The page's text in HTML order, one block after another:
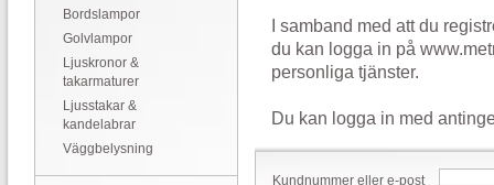
Bordslampor
Golvlampor
Ljuskronor &
takarmaturer
Ljusstakar &
kandelabrar
Väggbelysning
I samband med att du
du kan logga in på
personliga tjänster.
Du kan logga in med
Kundnummer eller e-post